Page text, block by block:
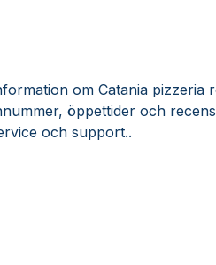
om Catania pizzeria
öppettider och
och support..